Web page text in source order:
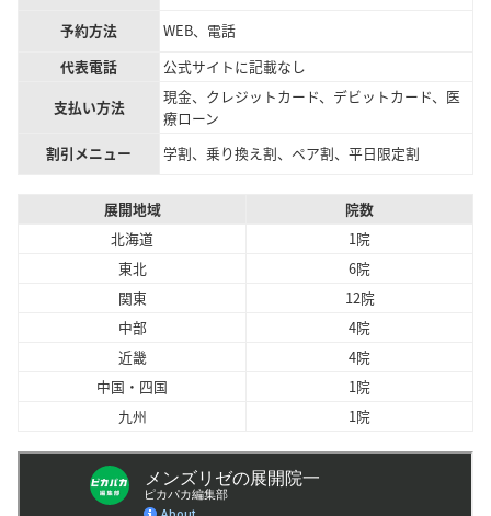
予約方法
WEB、電話
代表電話
公式サイトに記載なし
支払い方法
現金、クレジットカード、デビットカード、医
療ローン
割引メニュー
学割、乗り換え割、ペア割、平日限定割
展開地域
院数
北海道
1院
東北
6院
関東
12院
中部
4院
近畿
4院
中国・四国
1院
九州
1院